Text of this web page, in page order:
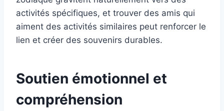
activités spécifiques, et trouver des amis qui
aiment des activités similaires peut renforcer le
lien et créer des souvenirs durables.
Soutien émotionnel et
compréhension